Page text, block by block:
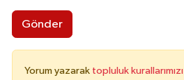
Gönder
Yorum yazarak topluluk kurallarımızı